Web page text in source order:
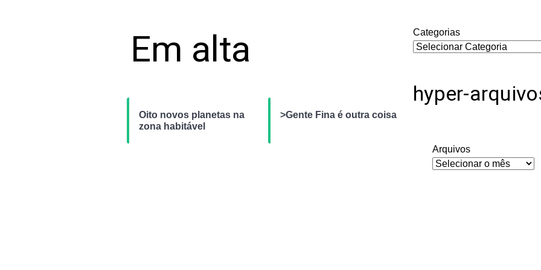
Em alta
Oito novos planetas na
zona habitável
>Gente Fina é outra coisa
Categorias
hyper-
Arquivos